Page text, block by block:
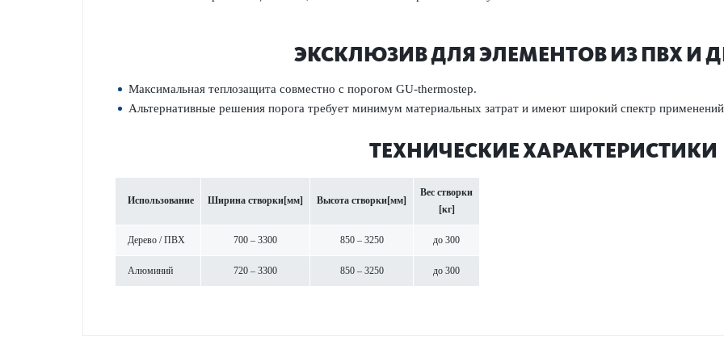
ЭКСКЛЮЗИВ ДЛЯ ЭЛЕМЕНТОВ ИЗ ПВХ И
Максимальная теплозащита совместно с ­порогом GU-ther­mostep.
Альтернативные решения порога требует минимум материальных затрат и имеют широкий спектр
ТЕХНИЧЕСКИЕ ХАРАКТЕРИСТИКИ
Использование Ширина створки[мм] Высота створки[мм]
Вес створки
[кг]
Дерево / ПВХ 700 – 3300 850 – 3250 до 300
Алюминий 720 – 3300 850 – 3250 до 300